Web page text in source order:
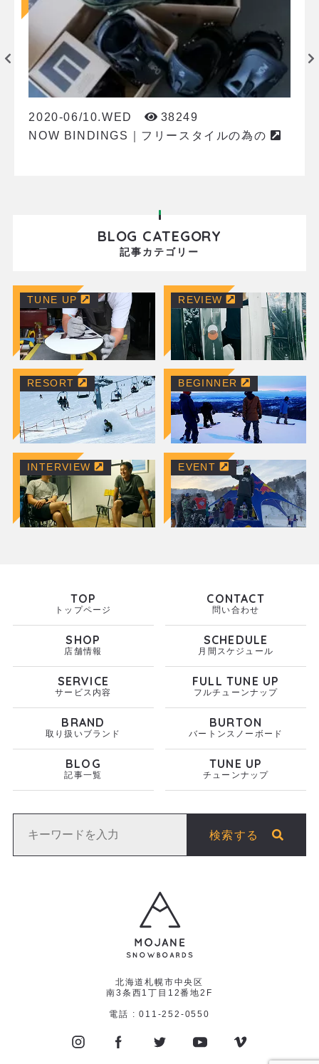
2020-06/10.WED
38249
NOW BINDINGS｜フリースタイルの為の
BLOG CATEGORY
記事カテゴリー
TUNE UP REVIEW
RESORT BEGINNER
INTERVIEW EVENT
北海道札幌市中央区
南3条西1丁目12番地2F
電話 : 011-252-0550
TOP
トップページ
SHOP
店舗情報
SERVICE
サービス内容
BRAND
取り扱いブランド
BLOG
記事一覧
CONTACT
問い合わせ
SCHEDULE
月間スケジュール
FULL TUNE UP
フルチューンナップ
BURTON
バートンスノーボード
TUNE UP
チューンナップ
検索する